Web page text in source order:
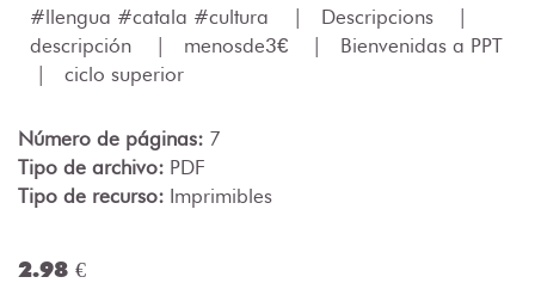
#llengua #catala #cultura
| Descripcions
|
descripción
| menosde3€ |
Bienvenidas a PPT
|
ciclo superior
Número de páginas: 7
Tipo de archivo: PDF
Tipo de recurso: Imprimibles
2.98 €